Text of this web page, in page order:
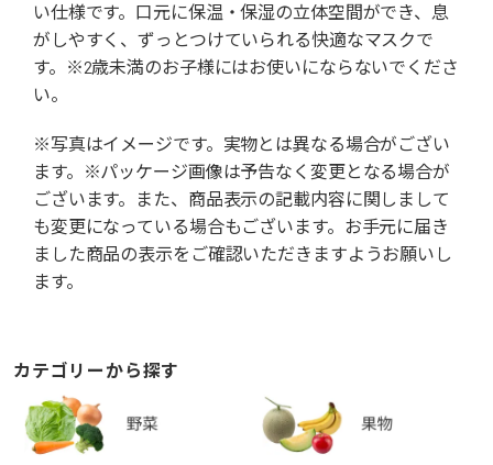
い仕様です。口元に保温・保湿の立体空間ができ、息
がしやすく、ずっとつけていられる快適なマスクで
す。※2歳未満のお子様にはお使いにならないでくださ
い。
※写真はイメージです。実物とは異なる場合がござい
ます。※パッケージ画像は予告なく変更となる場合が
ございます。また、商品表示の記載内容に関しまして
も変更になっている場合もございます。お手元に届き
ました商品の表示をご確認いただきますようお願いし
ます。
カテゴリーから探す